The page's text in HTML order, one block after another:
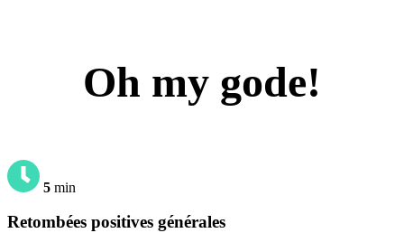
Oh my gode!
5 min
Retombées positives générales